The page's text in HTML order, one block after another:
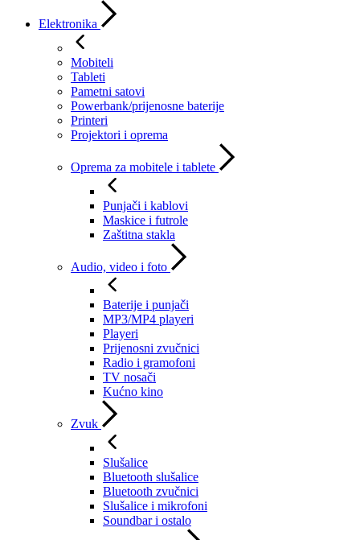
Elektronika
Mobiteli
Tableti
Pametni satovi
Powerbank/prijenosne baterije
Printeri
Projektori i oprema
Oprema za mobitele i tablete
Punjači i kablovi
Maskice i futrole
Zaštitna stakla
Audio, video i foto
Baterije i punjači
MP3/MP4 playeri
Playeri
Prijenosni zvučnici
Radio i gramofoni
TV nosači
Kućno kino
Zvuk
Slušalice
Bluetooth slušalice
Bluetooth zvučnici
Slušalice i mikrofoni
Soundbar i ostalo